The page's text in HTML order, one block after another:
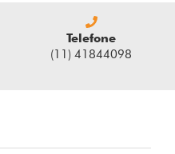
Telefone
(11) 41844098